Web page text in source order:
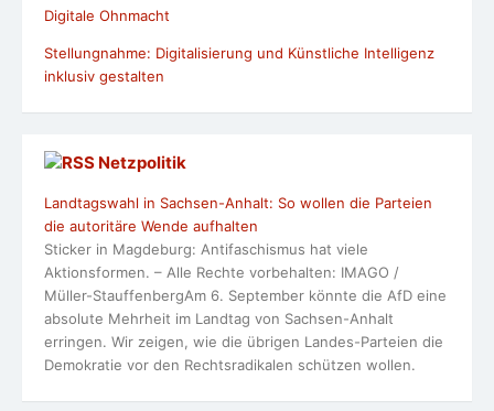
Digitale Ohnmacht
Stellungnahme: Digitalisierung und Künstliche Intelligenz
inklusiv gestalten
Netzpolitik
Landtagswahl in Sachsen-Anhalt: So wollen die Parteien
die autoritäre Wende aufhalten
Sticker in Magdeburg: Antifaschismus hat viele
Aktionsformen. – Alle Rechte vorbehalten: IMAGO /
Müller-StauffenbergAm 6. September könnte die AfD eine
absolute Mehrheit im Landtag von Sachsen-Anhalt
erringen. Wir zeigen, wie die übrigen Landes-Parteien die
Demokratie vor den Rechtsradikalen schützen wollen.